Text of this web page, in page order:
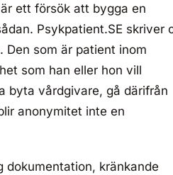
ett försök att bygga en
Psykpatient.SE skriver
Den som är patient inom
som han eller hon vill
byta vårdgivare, gå därifrån
anonymitet inte en
kränkande